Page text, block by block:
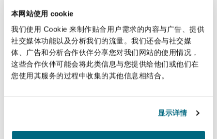
本网站使用 cookie
我们使用 Cookie 来制作贴合用户需求的内容与广告、提供
社交媒体功能以及分析我们的流量。我们还会与社交媒
体、广告和分析合作伙伴分享您对我们网站的使用情况，
这些合作伙伴可能会将此类信息与您提供给他们或他们在
您使用其服务的过程中收集的其他信息相结合。
显示详情
黎